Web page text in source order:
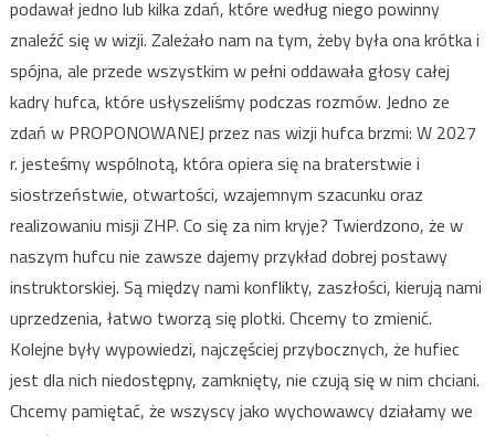
podawał jedno lub kilka zdań, które według niego powinny
znaleźć się w wizji. Zależało nam na tym, żeby była ona krótka i
spójna, ale przede wszystkim w pełni oddawała głosy całej
kadry hufca, które usłyszeliśmy podczas rozmów. Jedno ze
zdań w PROPONOWANEJ przez nas wizji hufca brzmi: W 2027
r. jesteśmy wspólnotą, która opiera się na braterstwie i
siostrzeństwie, otwartości, wzajemnym szacunku oraz
realizowaniu misji ZHP. Co się za nim kryje? Twierdzono, że w
naszym hufcu nie zawsze dajemy przykład dobrej postawy
instruktorskiej. Są między nami konflikty, zaszłości, kierują nami
uprzedzenia, łatwo tworzą się plotki. Chcemy to zmienić.
Kolejne były wypowiedzi, najczęściej przybocznych, że hufiec
jest dla nich niedostępny, zamknięty, nie czują się w nim chciani.
Chcemy pamiętać, że wszyscy jako wychowawcy działamy we